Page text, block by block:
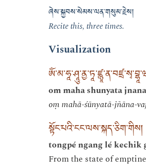
ཞེས་སྐྱབས་སེམས་ལན་གསུམ་རྗེས།
Recite this, three times.
Visualization
om maha shunyata
oṃ mahā-śūnyatā-jñāna-
སྟོང་པའི་ངང་ལས་སྐད་ཅིག་གིས།
tongpé ngang lé kechik
From the state of